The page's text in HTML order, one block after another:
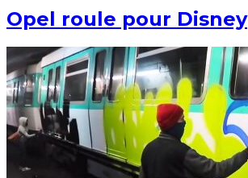
Opel roule pour Disney